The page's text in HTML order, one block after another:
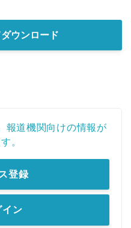
ウンロード
報道機関向けの情報が
。
登録
イン